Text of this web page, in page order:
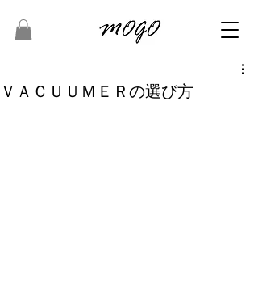
ＶＡＣＵＵＭＥＲの選び方